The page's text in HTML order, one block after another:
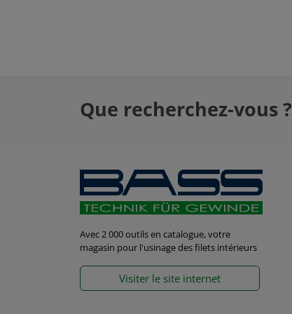
Que recherchez-vous ?
Avec 2 000 outils en catalogue, votre
magasin pour l'usinage des filets intérieurs
Visiter le site internet